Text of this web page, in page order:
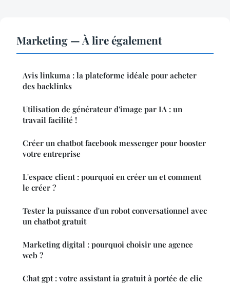
Marketing — À lire également
Avis linkuma : la plateforme idéale pour acheter
des backlinks
Utilisation de générateur d'image par IA : un
travail facilité !
Créer un chatbot facebook messenger pour booster
votre entreprise
L'espace client : pourquoi en créer un et comment
le créer ?
Tester la puissance d'un robot conversationnel avec
un chatbot gratuit
Marketing digital : pourquoi choisir une agence
web ?
Chat gpt : votre assistant ia gratuit à portée de clic